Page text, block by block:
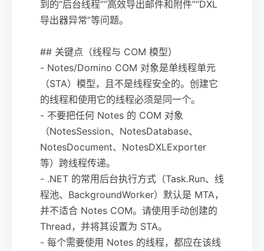
到的“后台线程”“高效导出邮件和附件”“DXL
导出器异常”等问题。
## 关键点（线程与 COM 模型）
- Notes/Domino COM 对象是单线程单元
（STA）模型，且不是线程安全的。创建它
的线程和使用它的线程必须是同一个。
- 不要把任何 Notes 的 COM 对象
（NotesSession、NotesDatabase、
NotesDocument、NotesDXLExporter
等）跨线程传递。
- .NET 的常用后台执行方式（Task.Run、线
程池、BackgroundWorker）默认是 MTA，
并不适合 Notes COM。请使用手动创建的
Thread，并将其设置为 STA。
- 每个需要使用 Notes 的线程，都应在该线